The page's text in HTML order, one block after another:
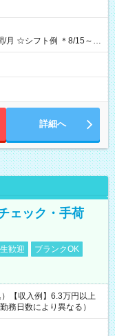
～
00～21：00 ＊8/31
～16：00 ＊9/6～
詳細へ
ェック・手荷
歓迎
ブランクOK
【収入例】6.3万円以上
日数により異なる）